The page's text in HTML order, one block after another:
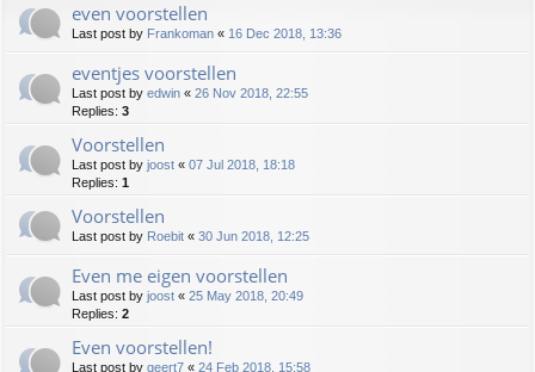
even voorstellen
Last post by Frankoman « 16 Dec 2018, 13:36
eventjes voorstellen
Last post by edwin « 26 Nov 2018, 22:55
Replies: 3
Voorstellen
Last post by joost « 07 Jul 2018, 18:18
Replies: 1
Voorstellen
Last post by Roebit « 30 Jun 2018, 12:25
Even me eigen voorstellen
Last post by joost « 25 May 2018, 20:49
Replies: 2
Even voorstellen!
Last post by geert7 « 24 Feb 2018, 15:58